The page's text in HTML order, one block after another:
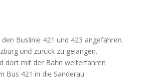
Buslinie 421 und 423 angefahren.
und zurück zu gelangen.
dort mit der Bahn weiterfahren
Bus 421 in die Sanderau